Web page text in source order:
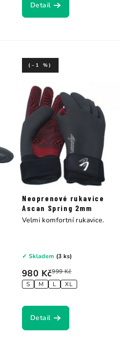
Detail
Neoprenové rukavice
Ascan Spring 2mm
980 Kč999 Kč
(–1 %)
S M L XL
✓ Skladem (3 ks)
Detail
Velmi komfortní rukavice.